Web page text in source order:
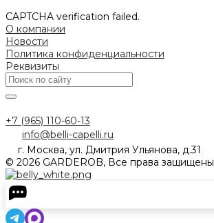
CAPTCHA verification failed.
О компании
Новости
Политика конфиденциальности
Реквизиты
+7 (965) 110-60-13
info@belli-capelli.ru
г. Москва, ул. Дмитрия Ульянова, д.31
© 2026 GARDEROB, Все права защищены